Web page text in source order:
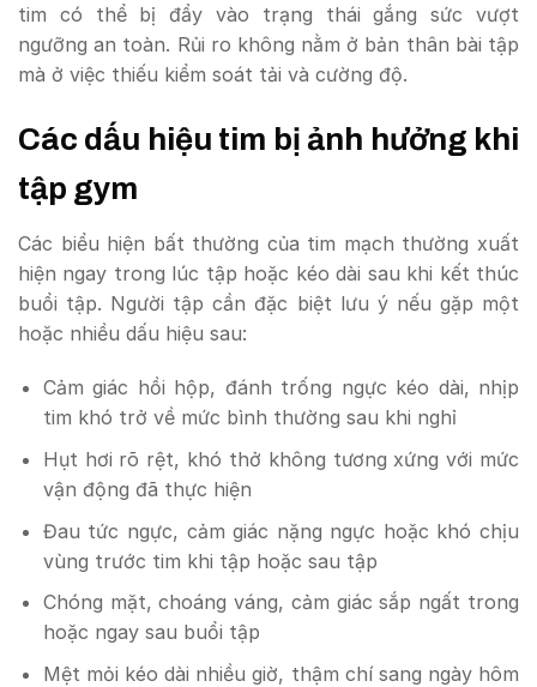
tim có thể bị đẩy vào trạng thái gắng sức vượt
ngưỡng an toàn. Rủi ro không nằm ở bản thân bài tập
mà ở việc thiếu kiểm soát tải và cường độ.
Các dấu hiệu tim bị ảnh hưởng khi
tập gym
Các biểu hiện bất thường của tim mạch thường xuất
hiện ngay trong lúc tập hoặc kéo dài sau khi kết thúc
buổi tập. Người tập cần đặc biệt lưu ý nếu gặp một
hoặc nhiều dấu hiệu sau:
Cảm giác hồi hộp, đánh trống ngực kéo dài, nhịp
tim khó trở về mức bình thường sau khi nghỉ
Hụt hơi rõ rệt, khó thở không tương xứng với mức
vận động đã thực hiện
Đau tức ngực, cảm giác nặng ngực hoặc khó chịu
vùng trước tim khi tập hoặc sau tập
Chóng mặt, choáng váng, cảm giác sắp ngất trong
hoặc ngay sau buổi tập
Mệt mỏi kéo dài nhiều giờ, thậm chí sang ngày hôm